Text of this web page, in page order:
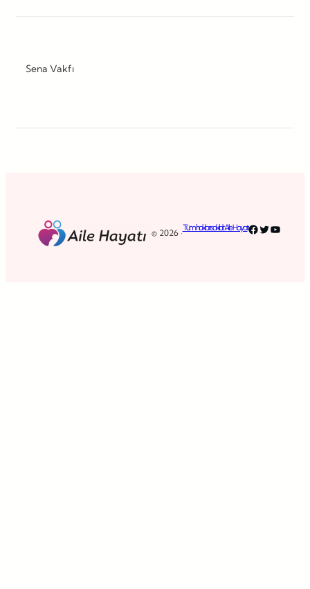
Sena Vakfı
© 2026 ·
Tüm hakları saklıdır. Aile HayatıFacebook
Twitter